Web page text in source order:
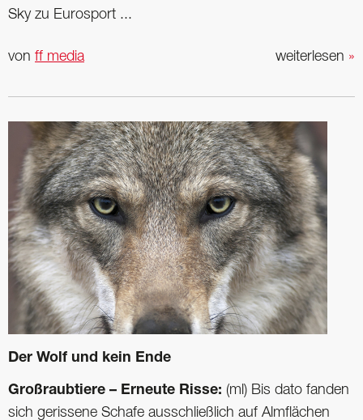
Sky zu Eurosport ...
weiterlesen »
von ff media
Der Wolf und kein Ende
Großraubtiere – Erneute Risse: (ml) Bis dato fanden
sich gerissene Schafe ausschließlich auf Almflächen